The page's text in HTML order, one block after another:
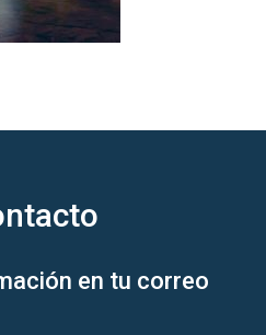
en tu correo